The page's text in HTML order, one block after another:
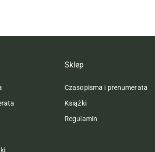
Sklep
Czasopisma i prenumerata
Książki
Regulamin